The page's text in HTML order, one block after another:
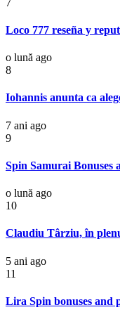
Loco 777 reseña y
o lună ago
8
Iohannis anunta ca
7 ani ago
9
Spin Samurai Bonuses
o lună ago
10
Claudiu Târziu, în
5 ani ago
11
Lira Spin bonuses